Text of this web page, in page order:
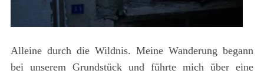
Alleine durch die Wildnis. Meine Wanderung begann
bei unserem Grundstück und führte mich über eine